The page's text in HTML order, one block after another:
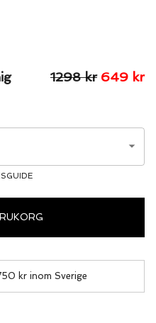
1298kr 649 kr
kr inom Sverige